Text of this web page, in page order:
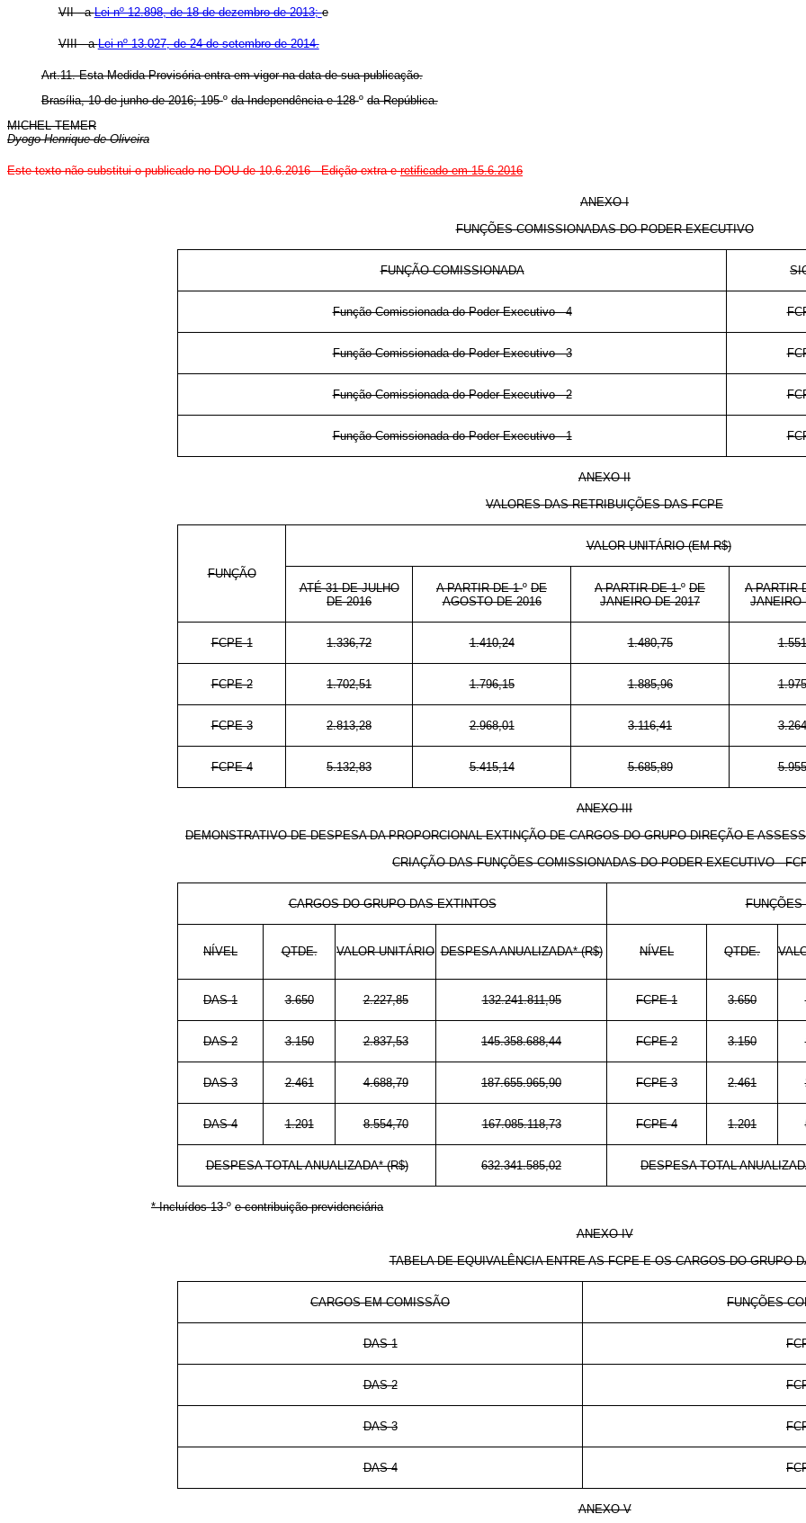
VII - aLei nº 12.898, de 18 de dezembro de 2013;e
VIII - aLei nº 13.027, de 24 de setembro de 2014.
Art.11. Esta Medida Provisória entra em vigor na data de sua publicação.
Brasília, 10 de junho de 2016; 195ºda Independência e 128ºda República.
MICHEL TEMER
Dyogo Henrique de Oliveira
Este texto não substitui o publicado no DOU de 10.6.2016 - Edição extra eretificado em 15.6.2016
ANEXO I
FUNÇÕES COMISSIONADAS DO PODER EXECUTIVO
FUNÇÃO COMISSIONADA
Função Comissionada do Poder Executivo - 4
Função Comissionada do Poder Executivo - 3
Função Comissionada do Poder Executivo - 2
Função Comissionada do Poder Executivo - 1
ANEXO II
VALORES DAS RETRIBUIÇÕES DAS FCPE
FUNÇÃO
VALOR UNITÁRIO (EM R$)
ATÉ 31 DE JULHO
DE 2016
A PARTIR DE 1º DE
AGOSTO DE 2016
A PARTIR DE 1º DE
JANEIRO DE 2017
A PARTIR
JANEIRO
FCPE-1 1.336,72 1.410,24 1.480,75
FCPE-2 1.702,51 1.796,15 1.885,96
FCPE-3 2.813,28 2.968,01 3.116,41
FCPE-4 5.132,83 5.415,14 5.685,89
ANEXO III
DEMONSTRATIVO DE DESPESA DA PROPORCIONAL EXTINÇÃO DE CARGOS DO GRUPO-DIREÇÃO E
CRIAÇÃO DAS FUNÇÕES COMISSIONADAS DO PODER EXECUTIVO -
CARGOS DO GRUPO DAS EXTINTOS FUNÇÕES
NÍVEL QTDE. VALOR UNITÁRIO DESPESA ANUALIZADA* (R$) NÍVEL QTDE.
DAS-1 3.650 2.227,85 132.241.811,95 FCPE-1 3.650
DAS-2 3.150 2.837,53 145.358.688,44 FCPE-2 3.150
DAS-3 2.461 4.688,79 187.655.965,90 FCPE-3 2.461
DAS-4 1.201 8.554,70 167.085.118,73 FCPE-4 1.201
DESPESA TOTAL ANUALIZADA* (R$) 632.341.585,02 DESPESA TOTAL
* Incluídos 13º e contribuição previdenciária
ANEXO IV
TABELA DE EQUIVALÊNCIA ENTRE AS FCPE E OS CARGOS DO GRUPO
CARGOS EM COMISSÃO FUNÇÕES
DAS-1
DAS-2
DAS-3
DAS-4
ANEXO V